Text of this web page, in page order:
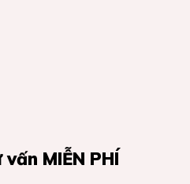
MIỄN PHÍ